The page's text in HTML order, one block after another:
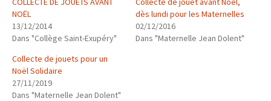
NOËL
13/12/2014
Dans "Collège Saint-Exupéry"
dès lundi pour les Maternelles
02/12/2016
Dans "Maternelle Jean Dolent"
Collecte de jouets pour un
Noël Solidaire
27/11/2019
Dans "Maternelle Jean Dolent"